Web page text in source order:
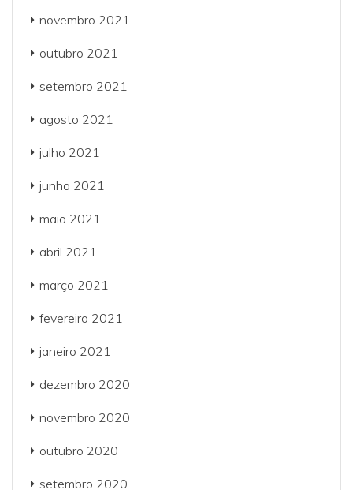
novembro 2021
outubro 2021
setembro 2021
agosto 2021
julho 2021
junho 2021
maio 2021
abril 2021
março 2021
fevereiro 2021
janeiro 2021
dezembro 2020
novembro 2020
outubro 2020
setembro 2020